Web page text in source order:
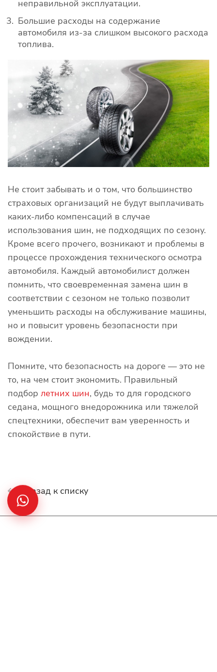
неправильной эксплуатации.
Большие расходы на содержание
автомобиля из-за слишком высокого расхода
топлива.
Не стоит забывать и о том, что большинство
страховых организаций не будут выплачивать
каких-либо компенсаций в случае
использования шин, не подходящих по сезону.
Кроме всего прочего, возникают и проблемы в
процессе прохождения технического осмотра
автомобиля. Каждый автомобилист должен
помнить, что своевременная замена шин в
соответствии с сезоном не только позволит
уменьшить расходы на обслуживание машины,
но и повысит уровень безопасности при
вождении.
Помните, что безопасность на дороге — это не
то, на чем стоит экономить. Правильный
подбор летних шин, будь то для городского
седана, мощного внедорожника или тяжелой
спецтехники, обеспечит вам уверенность и
спокойствие в пути.
Назад к списку